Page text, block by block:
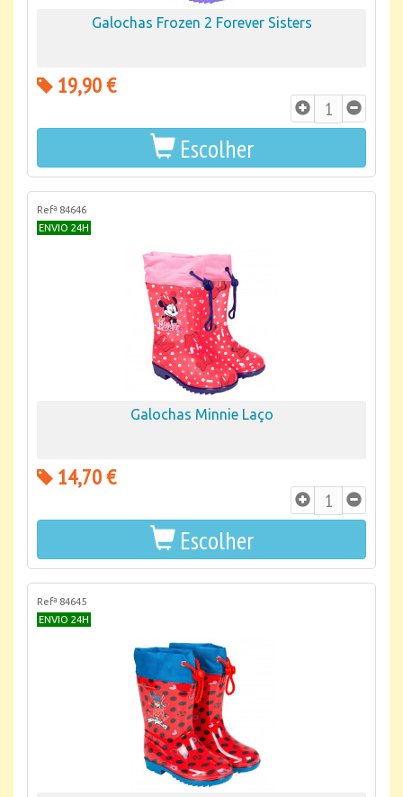
Galochas Frozen 2 Forever Sisters
19,90 €
Escolher
Refª 84646
ENVIO 24H
Galochas Minnie Laço
14,70 €
Escolher
Refª 84645
ENVIO 24H